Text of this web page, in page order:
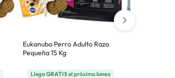
Eukanuba Perro Adulto Raza
Pequeña 15 Kg
LlegaGRATISel próximolunes